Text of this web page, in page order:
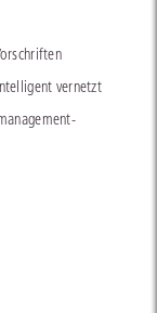
vernetzt